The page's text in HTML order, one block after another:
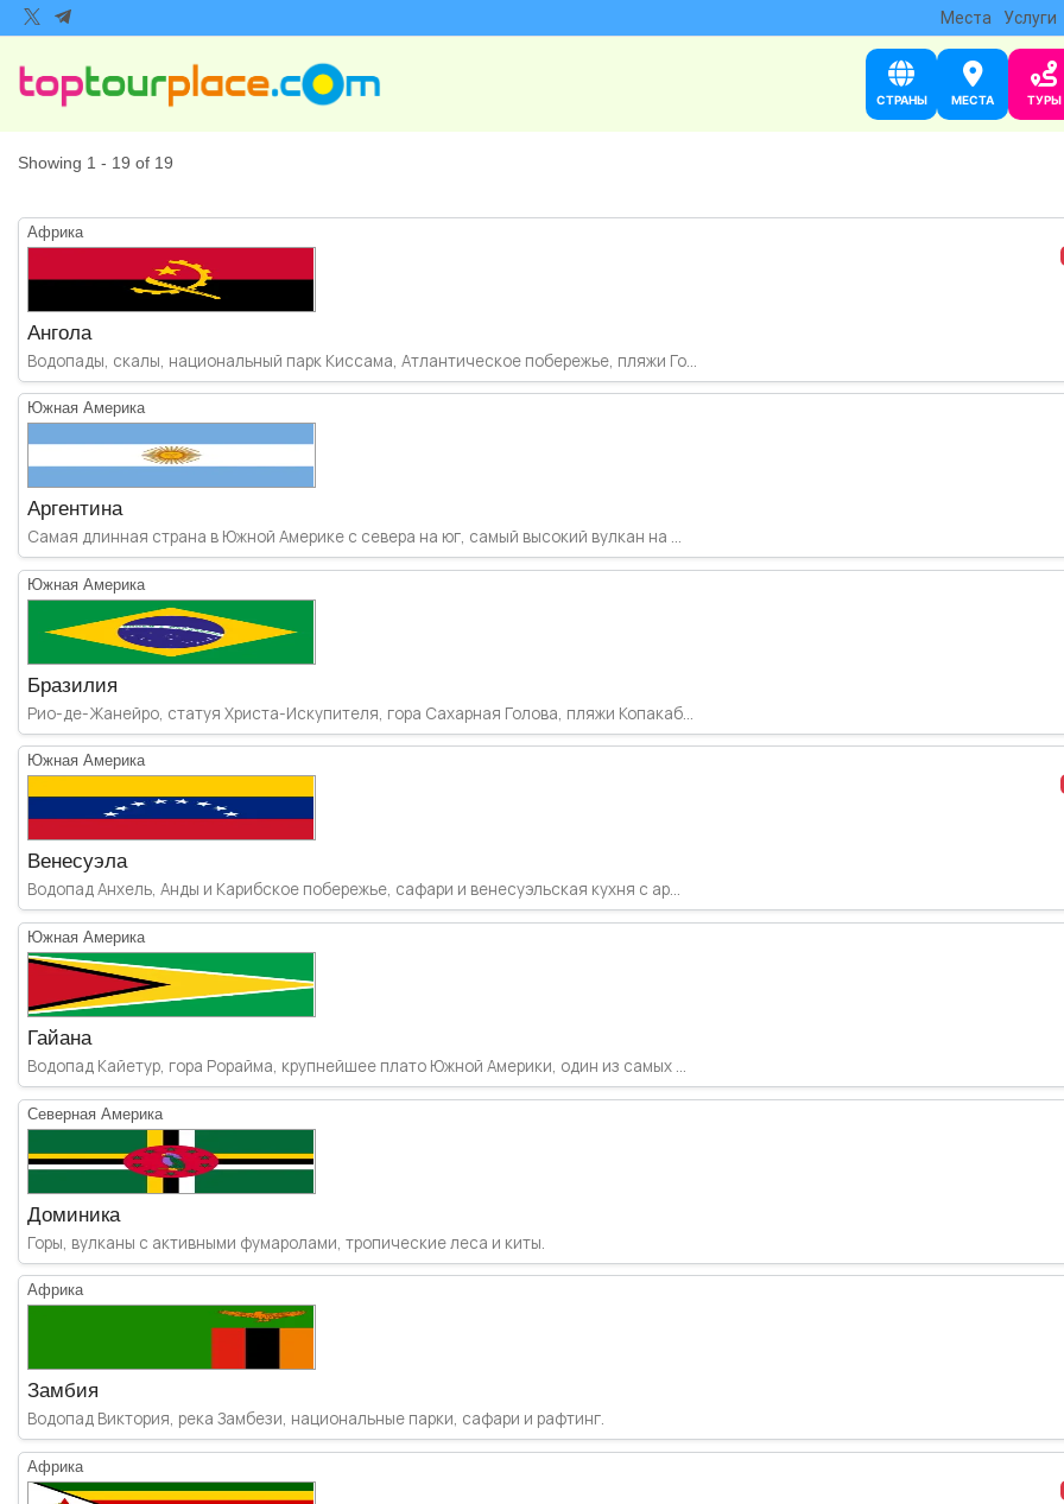
Места Услуги
СТРАНЫ МЕСТА ТУРЫ
Showing 1 - 19 of 19
Африка
Ангола
Водопады, скалы, национальный парк Киссама, Атлантическое побережье, пляжи Го...
Южная Америка
Аргентина
Самая длинная страна в Южной Америке с севера на юг, самый высокий вулкан на ...
Южная Америка
Бразилия
Рио-де-Жанейро, статуя Христа-Искупителя, гора Сахарная Голова, пляжи Копакаб...
Южная Америка
Венесуэла
Водопад Анхель, Анды и Карибское побережье, сафари и венесуэльская кухня с ар...
Южная Америка
Гайана
Водопад Кайетур, гора Рорайма, крупнейшее плато Южной Америки, один из самых ...
Северная Америка
Доминика
Горы, вулканы с активными фумаролами, тропические леса и киты.
Африка
Замбия
Водопад Виктория, река Замбези, национальные парки, сафари и рафтинг.
Африка